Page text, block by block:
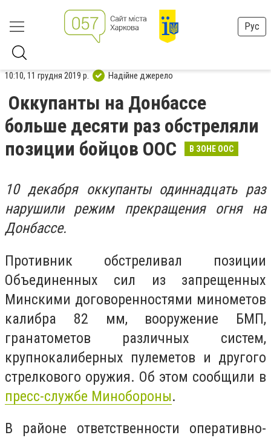
Рус
10:10, 11 грудня 2019 р. Надійне джерело
Оккупанты на Донбассе
больше десяти раз обстреляли
позиции бойцов ООС
В ЗОНЕ ООС
10 декабря оккупанты одиннадцать раз
нарушили режим прекращения огня на
Донбассе.
Противник обстреливал позиции
Объединенных сил из запрещенных
Минскими договоренностями минометов
калибра 82 мм, вооружение БМП,
гранатометов различных систем,
крупнокалиберных пулеметов и другого
стрелкового оружия. Об этом сообщили в
пресс-службе Минобороны.
В районе ответственности оперативно-